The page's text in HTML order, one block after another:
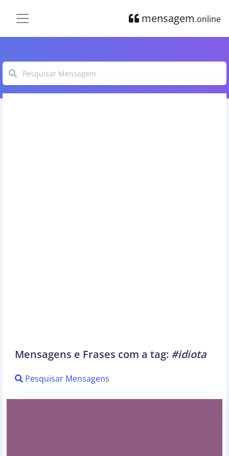
mensagem.online
Mensagens e Frases com a tag: #idiota
Pesquisar Mensagens